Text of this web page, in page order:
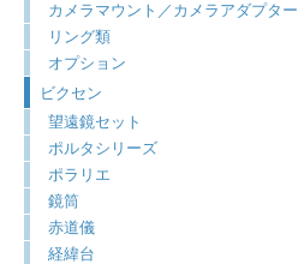
カメラマウント／カメラアダプター
リング類
オプション
ビクセン
望遠鏡セット
ポルタシリーズ
ポラリエ
鏡筒
赤道儀
経緯台